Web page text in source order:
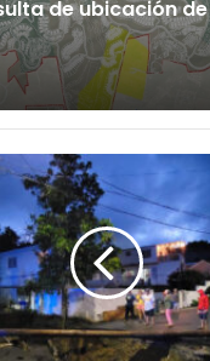
de ubicación de